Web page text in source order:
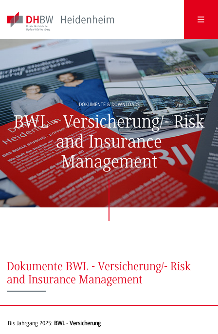
DOKUMENTE & DOWNLOADS
BWL - Versicherung/- Risk
and Insurance
Management
Dokumente BWL - Versicherung/- Risk
and Insurance Management
Bis Jahrgang 2025: BWL - Versicherung